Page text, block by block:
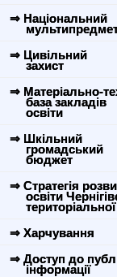
⇒ Національний
⇒ Цивільний
захист
⇒ Матеріально-
база закладів
освіти
⇒ Шкільний
громадський
бюджет
⇒ Стратегія
освіти
⇒ Харчування
⇒ Доступ до
інформації